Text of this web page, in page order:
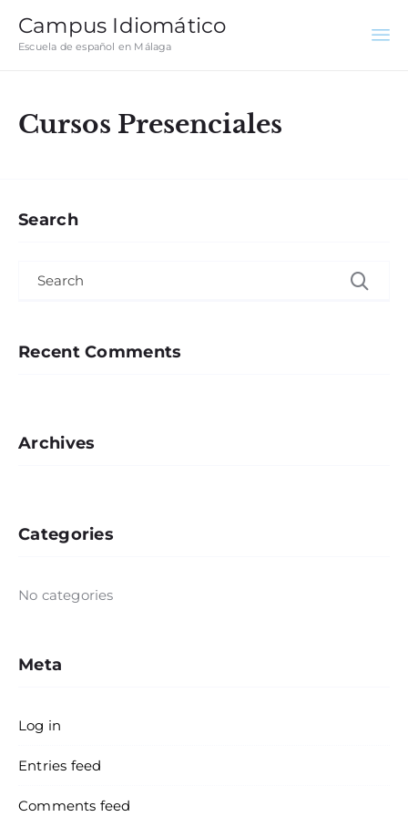
Campus Idiomático
Escuela de español en Málaga
Cursos Presenciales
Search
Recent Comments
Archives
Categories
No categories
Meta
Log in
Entries feed
Comments feed